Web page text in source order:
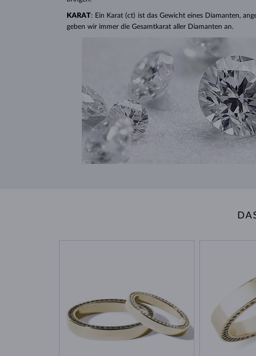
KARAT: Ein Karat (ct) ist das Gewicht eines Diamanten,
geben wir immer die Gesamtkarat aller Diamanten an.